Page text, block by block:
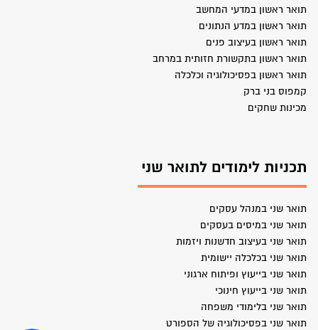
תואר ראשון במדעי המחשב
תואר ראשון במדע הנתונים
תואר ראשון בעיצוב פנים
תואר ראשון בתקשורת חזותית במרחב
תואר ראשון בפסיכולוגיה וכלכלה
קמפוס בני ברק
מכינות שחקים
תכניות לימודים לתואר שני
תואר שני במנהל עסקים
תואר שני במיסים בעסקים
תואר שני בעיצוב חדשנות ויזמות
תואר שני בכלכלה יישומית
תואר שני בייעוץ ופיתוח ארגוני
תואר שני בייעוץ חינוכי
תואר שני בלימודי משפחה
תואר שני בפסיכולוגיה של הספורט